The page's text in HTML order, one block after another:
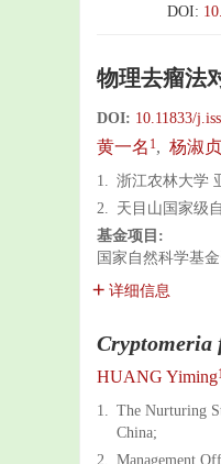
DOI:
物理去瘤法
DOI: 10.11833/
黄一名 1, 杨淑贞
1. 浙江农林大学
2. 天目山国家级
基金项目:
国家自然科学基
详细信息
Cryptomeria
HUANG Yiming
1. The Nurturing
China;
2. Management